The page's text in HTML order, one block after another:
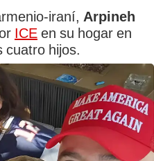
iraní, Arpineh
ICE en su hogar en
cuatro hijos.